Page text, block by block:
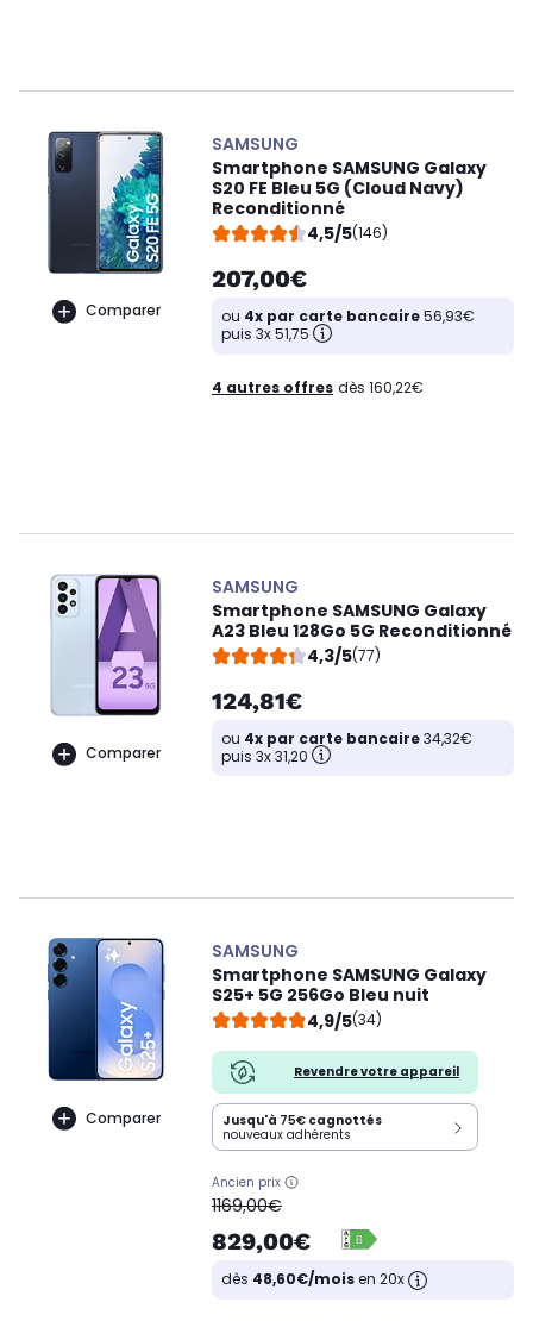
Comparer
SAMSUNG
Smartphone SAMSUNG Galaxy
S20 FE Bleu 5G (Cloud Navy)
Reconditionné
4,5/5(146)
207,00€
ou 4x par carte bancaire56,93€
puis 3x 51,75
4 autres offres dès 160,22€
Comparer
SAMSUNG
Smartphone SAMSUNG Galaxy
A23 Bleu 128Go 5G Reconditionné
4,3/5(77)
124,81€
ou 4x par carte bancaire34,32€
puis 3x 31,20
Comparer
SAMSUNG
Smartphone SAMSUNG Galaxy
S25+ 5G 256Go Bleu nuit
4,9/5(34)
Revendre votre appareil
Jusqu'à 75€ cagnottés
nouveaux adhérents
Ancien prix
oldPrice
1169,00€
829,00€
dès 48,60€/moisen 20x